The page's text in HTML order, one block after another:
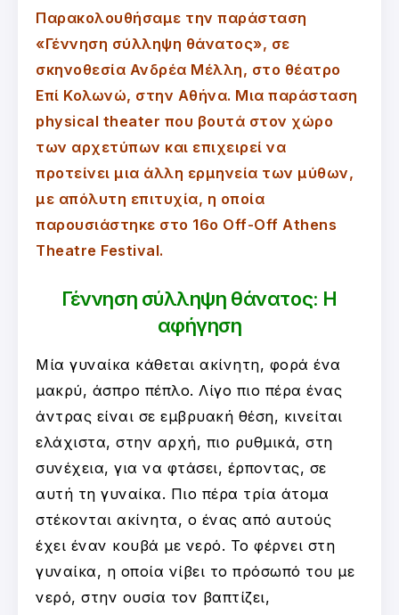
Παρακολουθήσαμε την παράσταση
«Γέννηση σύλληψη θάνατος», σε
σκηνοθεσία Ανδρέα Μέλλη, στο θέατρο
Επί Κολωνώ, στην Αθήνα. Μια παράσταση
physical theater που βουτά στον χώρο
των αρχετύπων και επιχειρεί να
προτείνει μια άλλη ερμηνεία των μύθων,
με απόλυτη επιτυχία, η οποία
παρουσιάστηκε στο 16ο Off-Off Athens
Theatre Festival.
Γέννηση σύλληψη θάνατος: Η
αφήγηση
Μία γυναίκα κάθεται ακίνητη, φορά ένα
μακρύ, άσπρο πέπλο. Λίγο πιο πέρα ένας
άντρας είναι σε εμβρυακή θέση, κινείται
ελάχιστα, στην αρχή, πιο ρυθμικά, στη
συνέχεια, για να φτάσει, έρποντας, σε
αυτή τη γυναίκα. Πιο πέρα τρία άτομα
στέκονται ακίνητα, ο ένας από αυτούς
έχει έναν κουβά με νερό. Το φέρνει στη
γυναίκα, η οποία νίβει το πρόσωπό του με
νερό, στην ουσία τον βαπτίζει,